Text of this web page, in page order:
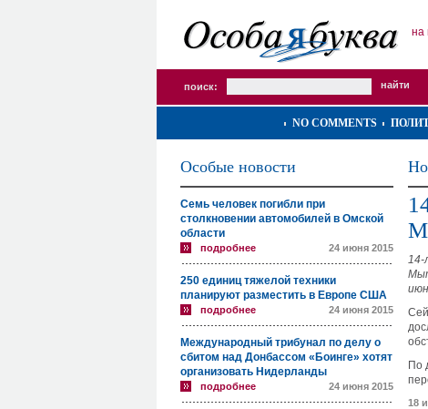
на
поиск:
NO COMMENTS
Особые новости
Семь человек погибли при
столкновении автомобилей в Омской
области
подробнее 24 июня 2015
250 единиц тяжелой техники
планируют разместить в Европе США
подробнее 24 июня 2015
Международный трибунал по делу о
сбитом над Донбассом «Боинге» хотят
организовать Нидерланды
подробнее 24 июня 2015
14-
По
18